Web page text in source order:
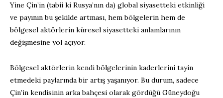
Yine Çin’in (tabii ki Rusya’nın da) global siyasetteki etkinliği
ve payının bu şekilde artması, hem bölgelerin hem de
bölgesel aktörlerin küresel siyasetteki anlamlarının
değişmesine yol açıyor.
Bölgesel aktörlerin kendi bölgelerinin kaderlerini tayin
etmedeki paylarında bir artış yaşanıyor. Bu durum, sadece
Çin’in kendisinin arka bahçesi olarak gördüğü Güneydoğu